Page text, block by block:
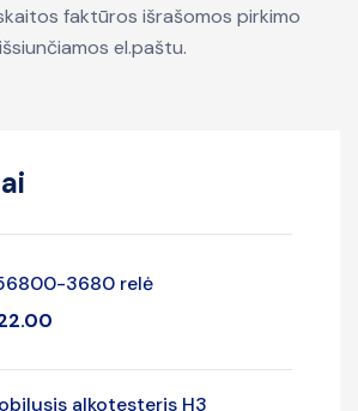
faktūros išrašomos pirkimo
el.paštu.
3680 relė
alkotesteris H3